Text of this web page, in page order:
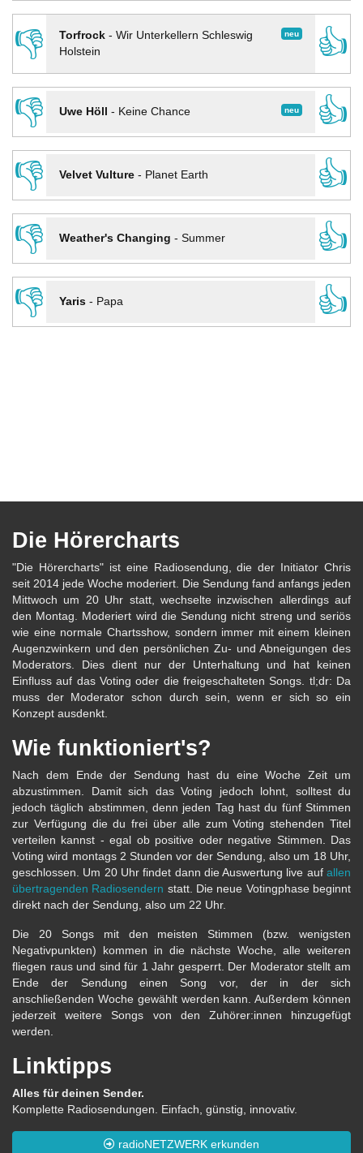
👎 neu
Torfrock- Wir Unterkellern Schleswig
Holstein
👍
👎
neu
Uwe Höll - Keine Chance
👍
👎
Velvet Vulture- Planet Earth
👍
👎
Weather's Changing - Summer
👍
👎
Yaris- Papa 👍
Die Hörercharts
"Die Hörercharts" ist eine Radiosendung, die der Initiator Chris
seit 2014 jede Woche moderiert. Die Sendung fand anfangs jeden
Mittwoch um 20 Uhr statt, wechselte inzwischen allerdings auf
den Montag. Moderiert wird die Sendung nicht streng und seriös
wie eine normale Chartsshow, sondern immer mit einem kleinen
Augenzwinkern und den persönlichen Zu- und Abneigungen des
Moderators. Dies dient nur der Unterhaltung und hat keinen
Einfluss auf das Voting oder die freigeschalteten Songs. tl;dr: Da
muss der Moderator schon durch sein, wenn er sich so ein
Konzept ausdenkt.
Wie funktioniert's?
Nach dem Ende der Sendung hast du eine Woche Zeit um
abzustimmen. Damit sich das Voting jedoch lohnt, solltest du
jedoch täglich abstimmen, denn jeden Tag hast du fünf Stimmen
zur Verfügung die du frei über alle zum Voting stehenden Titel
verteilen kannst - egal ob positive oder negative Stimmen. Das
Voting wird montags 2 Stunden vor der Sendung, also um 18 Uhr,
geschlossen. Um 20 Uhr findet dann die Auswertung live auf allen
übertragenden Radiosendern statt. Die neue Votingphase beginnt
direkt nach der Sendung, also um 22 Uhr.
Die 20 Songs mit den meisten Stimmen (bzw. wenigsten
Negativpunkten) kommen in die nächste Woche, alle weiteren
fliegen raus und sind für 1 Jahr gesperrt. Der Moderator stellt am
Ende der Sendung einen Song vor, der in der sich
anschließenden Woche gewählt werden kann. Außerdem können
jederzeit weitere Songs von den Zuhörer:innen hinzugefügt
werden.
Linktipps
Alles für deinen Sender.
Komplette Radiosendungen. Einfach, günstig, innovativ.
radioNETZWERK erkunden